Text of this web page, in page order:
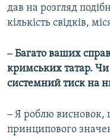
дав на розгляд
кількість свідків,
‒ Багато ваших
кримських татар.
системний тиск на
‒ Я роблю висновок,
принципового